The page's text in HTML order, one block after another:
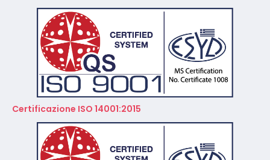
Certificazione ISO 14001:2015